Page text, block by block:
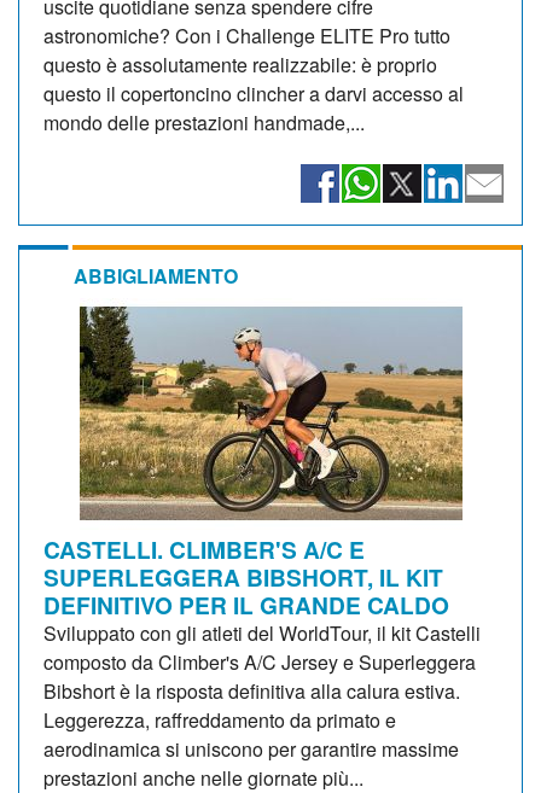
uscite quotidiane senza spendere cifre
astronomiche? Con i Challenge ELITE Pro tutto
questo è assolutamente realizzabile: è proprio
questo il copertoncino clincher a darvi accesso al
mondo delle prestazioni handmade,...
ABBIGLIAMENTO
CASTELLI. CLIMBER'S A/C E
SUPERLEGGERA BIBSHORT, IL KIT
DEFINITIVO PER IL GRANDE CALDO
Sviluppato con gli atleti del WorldTour, il kit Castelli
composto da Climber's A/C Jersey e Superleggera
Bibshort è la risposta definitiva alla calura estiva.
Leggerezza, raffreddamento da primato e
aerodinamica si uniscono per garantire massime
prestazioni anche nelle giornate più...